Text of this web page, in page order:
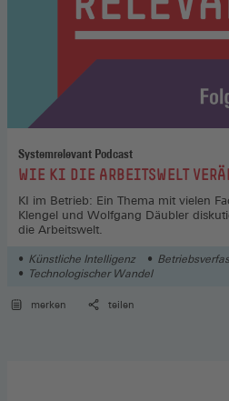
Systemrelevant Podcast
:WIE KI DIE ARBEITSWELT
KI im Betrieb: Ein Thema mit vielen
Klengel und Wolfgang Däubler
die Arbeitswelt.
Künstliche Intelligenz
Technologischer Wandel
merken teilen